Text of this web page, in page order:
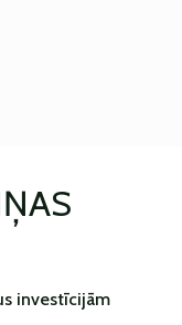
investīcijām